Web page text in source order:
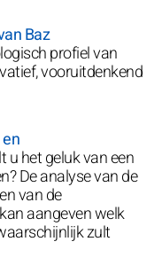
Baz
profiel van
vooruitdenkend
u het geluk van een
De analyse van de
van de
aangeven welk
zult